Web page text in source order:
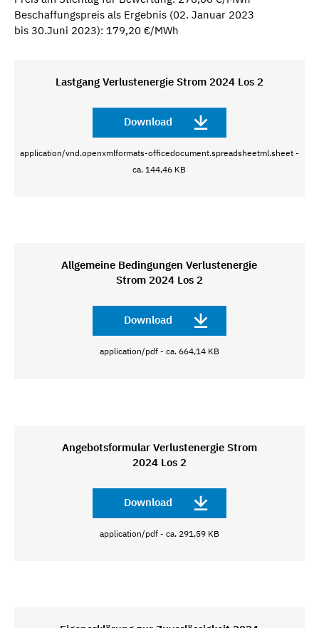
Beschaffungspreis als Ergebnis (02. Januar 2023
bis 30.Juni 2023): 179,20 €/MWh
Lastgang Verlustenergie Strom 2024 Los 2
Download
application/vnd.openxmlformats-officedocument.spreadsheetml.sheet -
ca. 144,46 KB
Allgemeine Bedingungen Verlustenergie
Strom 2024 Los 2
Download
application/pdf - ca. 664,14 KB
Angebotsformular Verlustenergie Strom
2024 Los 2
Download
application/pdf - ca. 291,59 KB